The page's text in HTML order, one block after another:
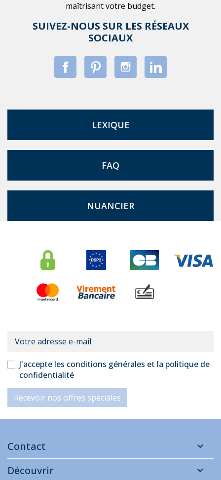
maîtrisant votre budget.
SUIVEZ-NOUS SUR LES RÉSEAUX
SOCIAUX
LEXIQUE
FAQ
NUANCIER
J'accepte les conditions générales et la politique de
confidentialité
Recevoir nos offres spéciales
Contact
Découvrir